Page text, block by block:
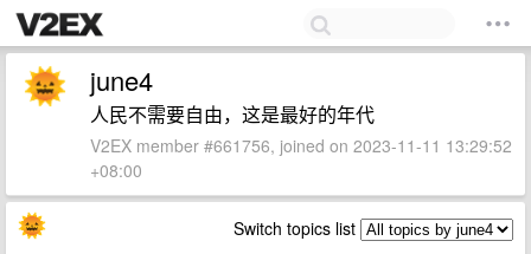
june4
人民不需要自由，这是最好的年代
V2EX member #661756, joined on 2023-11-11 13:29:52
+08:00
Switch topics list